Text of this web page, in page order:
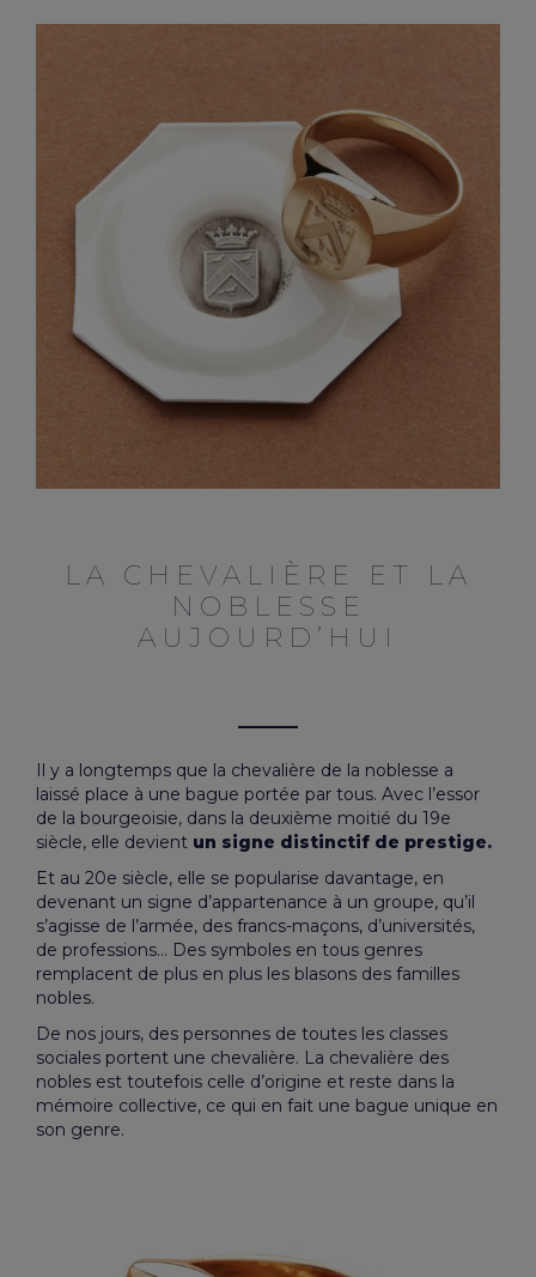
LA CHEVALIÈRE ET LA
NOBLESSE
AUJOURD’HUI
Il y a longtemps que la chevalière de la noblesse a
laissé place à une bague portée par tous. Avec l’essor
de la bourgeoisie, dans la deuxième moitié du 19e
siècle, elle devient un signe distinctif de prestige.
Et au 20e siècle, elle se popularise davantage, en
devenant un signe d’appartenance à un groupe, qu’il
s’agisse de l’armée, des francs-maçons, d’universités,
de professions… Des symboles en tous genres
remplacent de plus en plus les blasons des familles
nobles.
De nos jours, des personnes de toutes les classes
sociales portent une chevalière. La chevalière des
nobles est toutefois celle d’origine et reste dans la
mémoire collective, ce qui en fait une bague unique en
son genre.